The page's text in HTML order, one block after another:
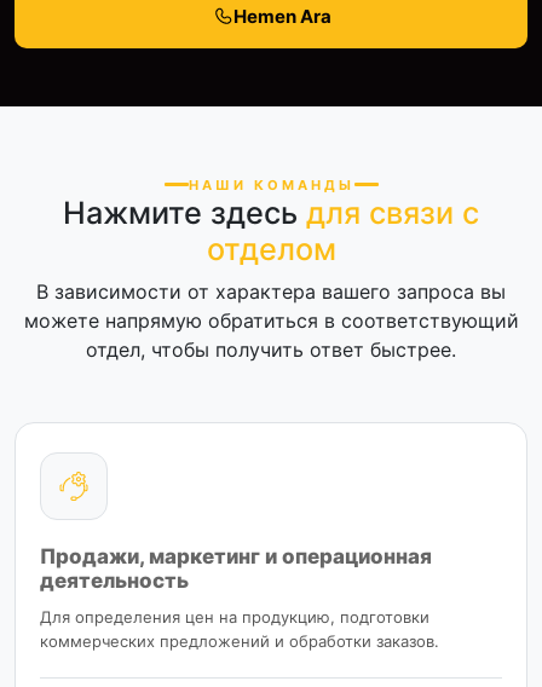
Hemen Ara
НАШИ КОМАНДЫ
Нажмите здесь для связи с
отделом
В зависимости от характера вашего запроса вы
можете напрямую обратиться в соответствующий
отдел, чтобы получить ответ быстрее.
Продажи, маркетинг и операционная
деятельность
Для определения цен на продукцию, подготовки
коммерческих предложений и обработки заказов.